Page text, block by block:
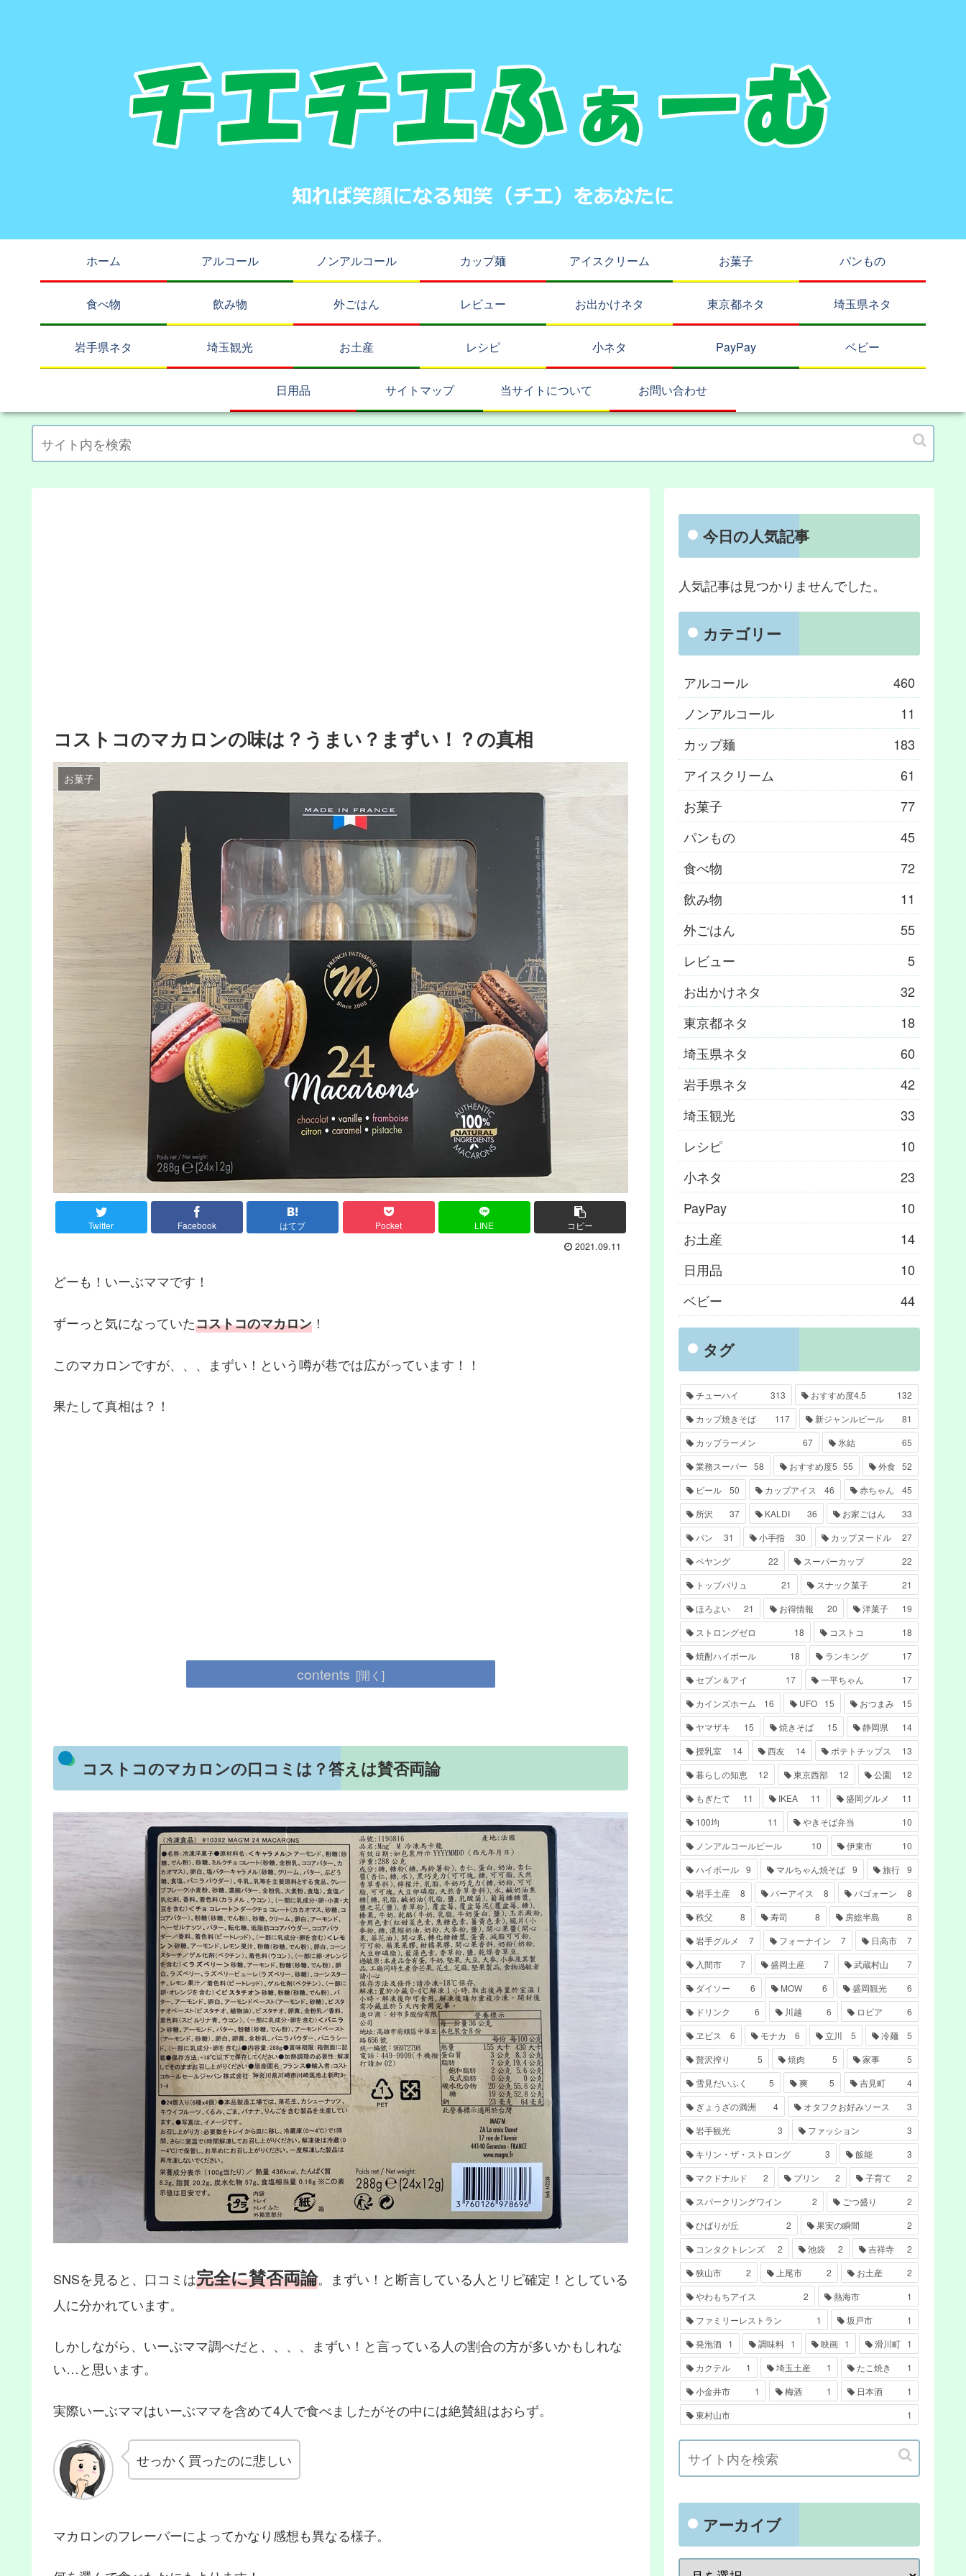
ホーム アルコール ノンアルコール カップ麺 アイスクリーム お菓子 パンもの
食べ物 飲み物 外ごはん レビュー お出かけネタ 東京都ネタ 埼玉県ネタ
岩手県ネタ 埼玉観光 お土産 レシピ 小ネタ PayPay ベビー
日用品 サイトマップ 当サイトについて お問い合わせ
コストコのマカロンの味は？うまい？まずい！？の真相
お菓子
Twitter Facebook はてブ Pocket LINE コピー
2021.09.11
どーも！いーぶママです！
ずーっと気になっていたコストコのマカロン ！
このマカロンですが、、、まずい！という噂が巷では広がっています！！
果たして真相は？！
contents
コストコのマカロンの口コミは？答えは賛否両論
SNSを見ると、口コミは完全に賛否両論。まずい！と断言している人とリピ確定！としている
人に分かれています。
しかしながら、いーぶママ調べだと、、、、まずい！と言っている人の割合の方が多いかもしれな
い…と思います。
実際いーぶママはいーぶママを含めて4人で食べましたがその中には絶賛組はおらず。
せっかく買ったのに悲しい
マカロンのフレーバーによってかなり感想も異なる様子。
今日の人気記事
人気記事は見つかりませんでした。
カテゴリー
アルコール
460
ノンアルコール
11
カップ麺
183
アイスクリーム
61
お菓子
77
パンもの
45
食べ物
72
飲み物
11
外ごはん
55
レビュー
5
お出かけネタ
32
東京都ネタ
18
埼玉県ネタ
60
岩手県ネタ
42
埼玉観光
33
レシピ
10
小ネタ
23
PayPay
10
お土産
14
日用品
10
ベビー
44
タグ
チューハイ 313 おすすめ度4.5
132
カップ焼きそば
117 新ジャンルビール
81
カップラーメン
67 氷結
65
業務スーパー 58 おすすめ度5 55 外食 52
ビール
50 カップアイス 46 赤ちゃん
45
所沢
37 KALDI 36 お家ごはん
33
パン
31 小手指 30 カップヌードル
27
ペヤング
22 スーパーカップ
22
トップバリュ
21 スナック菓子
21
ほろよい
21 お得情報 20 洋菓子
19
ストロングゼロ
18 コストコ
18
焼酎ハイボール
18 ランキング
17
セブン＆アイ
17 一平ちゃん
17
カインズホーム
16 UFO 15 おつまみ
15
ヤマザキ
15 焼きそば 15 静岡県
14
授乳室
14 西友 14 ポテトチップス
13
暮らしの知恵
12 東京西部 12 公園
12
もぎたて
11 IKEA 11 盛岡グルメ
11
100均
11 やきそば弁当
10
ノンアルコールビール
10 伊東市
10
ハイボール 9 マルちゃん焼そば 9 旅行 9
岩手土産
8 バーアイス 8 バゴォーン
8
秩父
8 寿司 8 房総半島
8
岩手グルメ
7 フォーナイン 7 日高市
7
入間市
7 盛岡土産 7 武蔵村山
7
ダイソー
6 MOW 6 盛岡観光
6
ドリンク
6 川越 6 ロピア
6
ヱビス
6 モナカ 6 立川 5 冷麺
5
贅沢搾り
5 焼肉 5 家事
5
雪見だいふく
5 爽 5 吉見町
4
ぎょうざの満洲
4 オタフクお好みソース
3
岩手観光
3 ファッション
3
キリン・ザ・ストロング
3 飯能
3
マクドナルド
2 プリン 2 子育て
2
スパークリングワイン
2 ごつ盛り
2
ひばりが丘
2 果実の瞬間
2
コンタクトレンズ
2 池袋 2 吉祥寺
2
狭山市
2 上尾市 2 お土産
2
やわもちアイス
2 熱海市
1
ファミリーレストラン
1 坂戸市
1
発泡酒 1 調味料 1 映画 1 滑川町 1
カクテル
1 埼玉土産 1 たこ焼き
1
小金井市
1 梅酒 1 日本酒
1
東村山市
1
アーカイブ